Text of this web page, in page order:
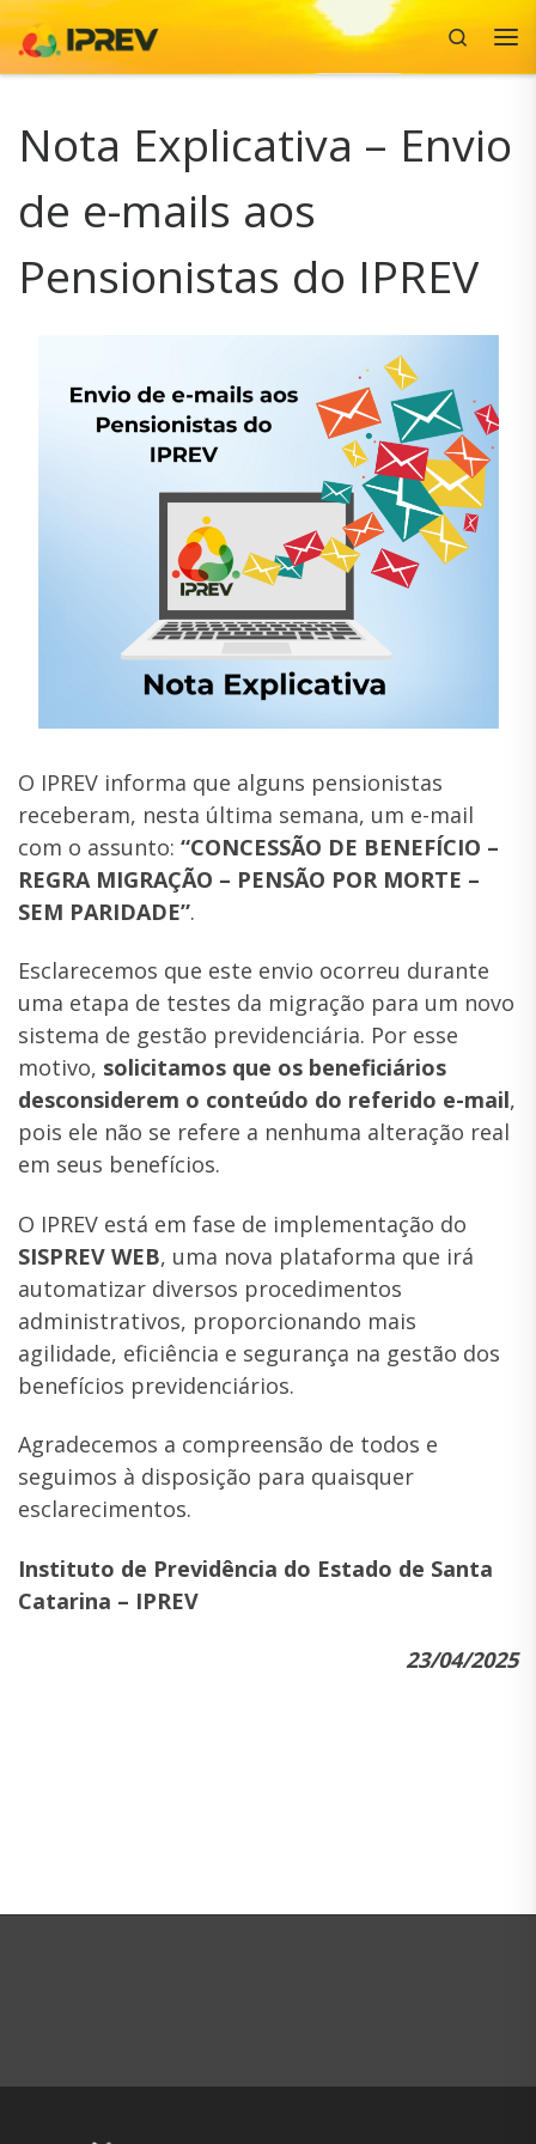
Skip to content
Search
Nota Explicativa – Envio
de e-mails aos
Pensionistas do IPREV
O IPREV informa que alguns pensionistas
receberam, nesta última semana, um e-mail
com o assunto: “CONCESSÃO DE BENEFÍCIO –
REGRA MIGRAÇÃO – PENSÃO POR MORTE –
SEM PARIDADE”.
Esclarecemos que este envio ocorreu durante
uma etapa de testes da migração para um novo
sistema de gestão previdenciária. Por esse
motivo, solicitamos que os beneficiários
desconsiderem o conteúdo do referido e-mail,
pois ele não se refere a nenhuma alteração real
em seus benefícios.
O IPREV está em fase de implementação do
SISPREV WEB, uma nova plataforma que irá
automatizar diversos procedimentos
administrativos, proporcionando mais
agilidade, eficiência e segurança na gestão dos
benefícios previdenciários.
Agradecemos a compreensão de todos e
seguimos à disposição para quaisquer
esclarecimentos.
Instituto de Previdência do Estado de Santa
Catarina – IPREV
23/04/2025